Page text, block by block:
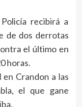
recibirá a
de dos derrotas
el último en
horas.
Crandon a las
el que gane